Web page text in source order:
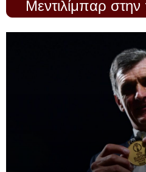
Μεντιλίμπαρ